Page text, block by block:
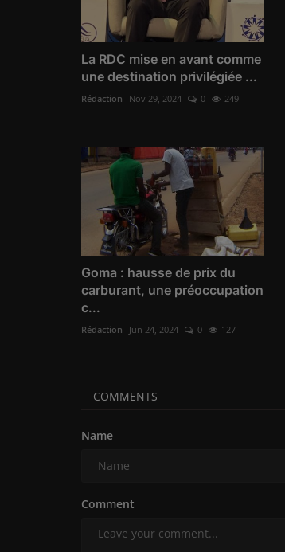
La RDC mise en avant comme
une destination privilégiée ...
Rédaction Nov 29, 2024 0 249
Goma : hausse de prix du
carburant, une préoccupation
c...
Rédaction Jun 24, 2024 0 127
COMMENTS
Name
Comment